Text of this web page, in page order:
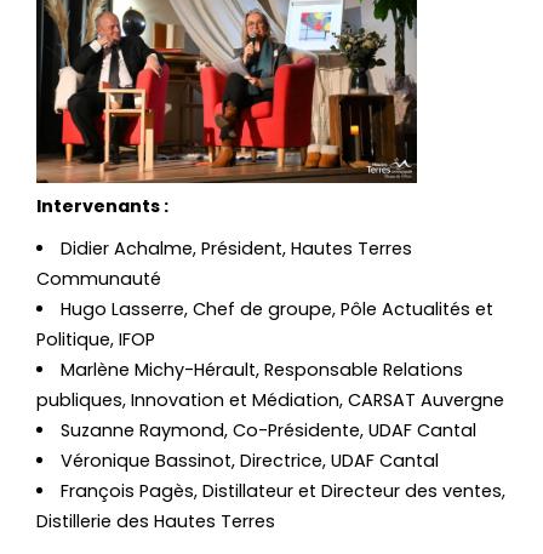
Intervenants :
Didier Achalme, Président, Hautes Terres
Communauté
Hugo Lasserre, Chef de groupe, Pôle Actualités et
Politique, IFOP
Marlène Michy-Hérault, Responsable Relations
publiques, Innovation et Médiation, CARSAT Auvergne
Suzanne Raymond, Co-Présidente, UDAF Cantal
Véronique Bassinot, Directrice, UDAF Cantal
François Pagès, Distillateur et Directeur des ventes,
Distillerie des Hautes Terres